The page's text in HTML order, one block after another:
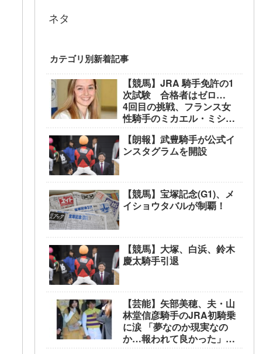
ネタ
カテゴリ別新着記事
【競馬】JRA 騎手免許の1
次試験 合格者はゼロ…
4回目の挑戦、フランス女
性騎手のミカエル・ミシェ
【朗報】武豊騎手が公式イ
ンスタグラムを開設
【競馬】宝塚記念(G1)、メ
イショウタバルが制覇！
【競馬】大塚、白浜、鈴木
慶太騎手引退
【芸能】矢部美穂、夫・山
林堂信彦騎手のJRA初騎乗
に涙 「夢なのか現実なの
か…報われて良かった」